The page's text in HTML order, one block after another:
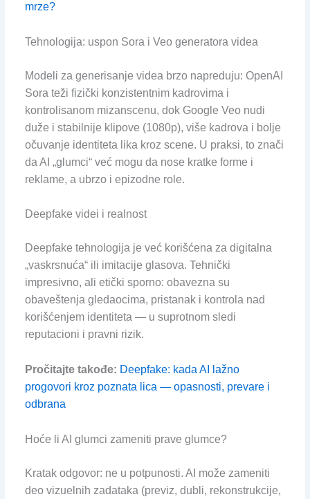
mrze?
Tehnologija: uspon Sora i Veo generatora videa
Modeli za generisanje videa brzo napreduju: OpenAI
Sora teži fizički konzistentnim kadrovima i
kontrolisanom mizanscenu, dok Google Veo nudi
duže i stabilnije klipove (1080p), više kadrova i bolje
očuvanje identiteta lika kroz scene. U praksi, to znači
da AI „glumci“ već mogu da nose kratke forme i
reklame, a ubrzo i epizodne role.
Deepfake videi i realnost
Deepfake tehnologija je već korišćena za digitalna
„vaskrsnuća“ ili imitacije glasova. Tehnički
impresivno, ali etički sporno: obavezna su
obaveštenja gledaocima, pristanak i kontrola nad
korišćenjem identiteta — u suprotnom sledi
reputacioni i pravni rizik.
Pročitajte takođe: Deepfake: kada AI lažno
progovori kroz poznata lica — opasnosti, prevare i
odbrana
Hoće li AI glumci zameniti prave glumce?
Kratak odgovor: ne u potpunosti. AI može zameniti
deo vizuelnih zadataka (previz, dubli, rekonstrukcije,